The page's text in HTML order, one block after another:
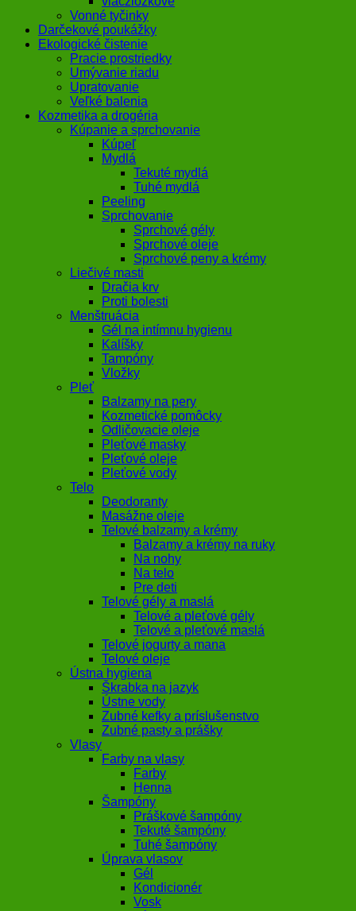
Vonné tyčinky
Darčekové poukážky
Ekologické čistenie
Pracie prostriedky
Umývanie riadu
Upratovanie
Veľké balenia
Kozmetika a drogéria
Kúpanie a sprchovanie
Kúpeľ
Mydlá
Tekuté mydlá
Tuhé mydlá
Peeling
Sprchovanie
Sprchové gély
Sprchové oleje
Sprchové peny a krémy
Liečivé masti
Dračia krv
Proti bolesti
Menštruácia
Gél na intímnu hygienu
Kalíšky
Tampóny
Vložky
Pleť
Balzamy na pery
Kozmetické pomôcky
Odličovacie oleje
Pleťové masky
Pleťové oleje
Pleťové vody
Telo
Deodoranty
Masážne oleje
Telové balzamy a krémy
Balzamy a krémy na ruky
Na nohy
Na telo
Pre deti
Telové gély a maslá
Telové a pleťové gély
Telové a pleťové maslá
Telové jogurty a mana
Telové oleje
Ústna hygiena
Škrabka na jazyk
Ústne vody
Zubné kefky a príslušenstvo
Zubné pasty a prášky
Vlasy
Farby na vlasy
Farby
Henna
Šampóny
Práškové šampóny
Tekuté šampóny
Tuhé šampóny
Úprava vlasov
Gél
Kondicionér
Vosk